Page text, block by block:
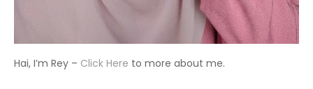
Hai, I’m Rey – Click Here to more about me.